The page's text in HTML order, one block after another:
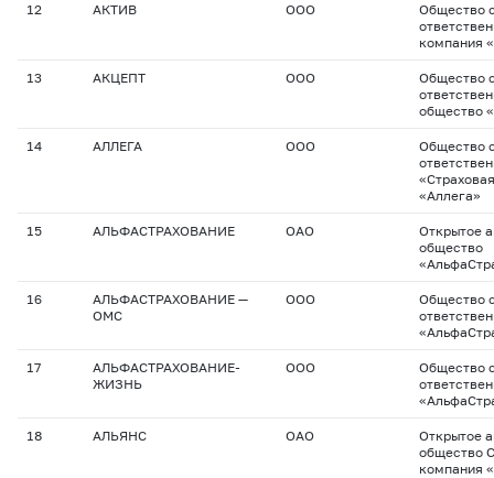
12 АКТИВ ООО
Общество
компания
13 АКЦЕПТ ООО
Общество
общество
14 АЛЛЕГА ООО
Общество
«Аллега»
15 АЛЬФАСТРАХОВАНИЕ ОАО
Открытое
общество
16
АЛЬФАСТРАХОВАНИЕ —
ОМС
ООО
Общество
17
АЛЬФАСТРАХОВАНИЕ-
ЖИЗНЬ
ООО
Общество
18 АЛЬЯНС ОАО
Открытое
общество
компания